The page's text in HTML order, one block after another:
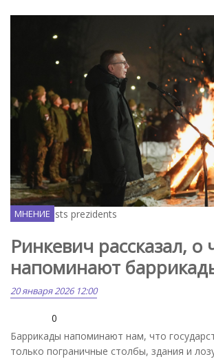
Flickr / Valsts prezidents
МНЕНИЕ
Ринкевич рассказал, о
напоминают
20 января 2026 12:00
0
Баррикады напоминают нам, что
только пограничные столбы, здания и